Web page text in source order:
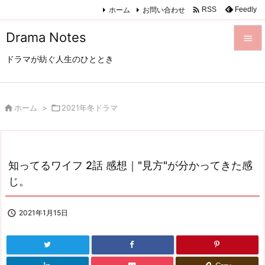
Drama Notes
ドラマが紡ぐ人生のひととき

次へ
検索
ホーム お問い合わせ  RSS Feedly
 ホーム > 2021年冬ドラマ
知ってるワイフ 2話 感想｜"見方"が分かってきた感
じ。
 2021年1月15日